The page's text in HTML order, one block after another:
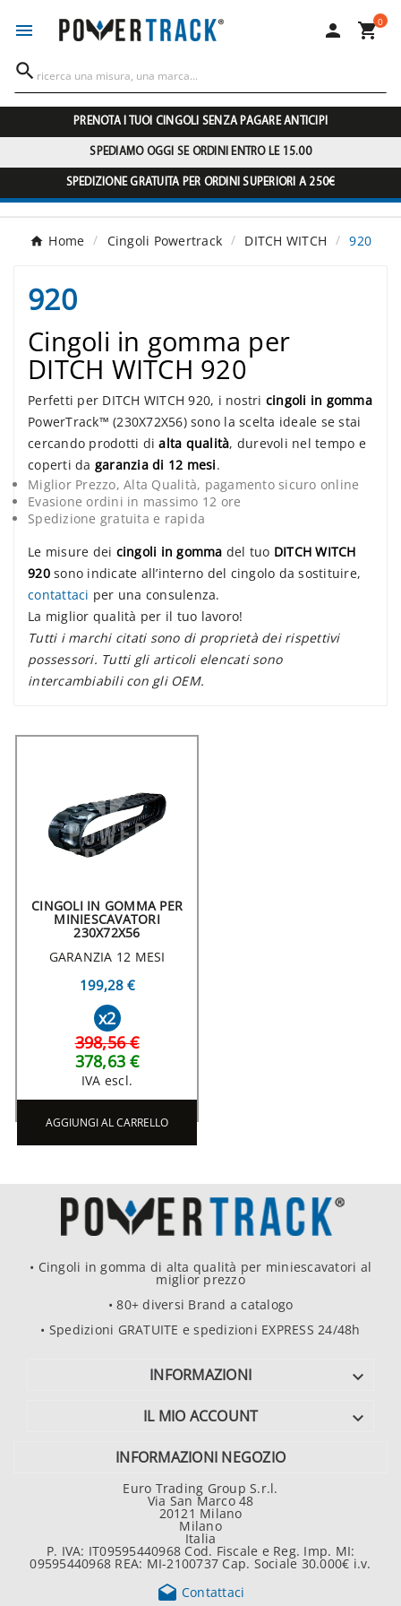
  0

PRENOTA I TUOI CINGOLI SENZA PAGARE ANTICIPI
SPEDIAMO OGGI SE ORDINI ENTRO LE 15.00
SPEDIZIONE GRATUITA PER ORDINI SUPERIORI A 250€
Home Cingoli Powertrack DITCH WITCH 920
920
Cingoli in gomma per
DITCH WITCH 920
Perfetti per DITCH WITCH 920, i nostri cingoli in gomma
PowerTrack™ (230X72X56) sono la scelta ideale se stai
cercando prodotti dialta qualità, durevoli nel tempo e
coperti da garanzia di 12 mesi.
Miglior Prezzo, Alta Qualità, pagamento sicuro online
Evasione ordini in massimo 12 ore
Spedizione gratuita e rapida
Le misure dei cingoli in gomma del tuo DITCH WITCH
920sono indicate all’interno del cingolo da sostituire,
contattaci per una consulenza.
La miglior qualità per il tuo lavoro!
Tutti i marchi citati sono di proprietà dei rispettivi
possessori. Tutti gli articoli elencati sono
intercambiabili con gli OEM.
CINGOLI IN GOMMA PER
MINIESCAVATORI
230X72X56
GARANZIA 12 MESI
199,28 €
x2
398,56 €
378,63 €
IVA escl.
AGGIUNGI AL CARRELLO
• Cingoli in gomma di alta qualità per miniescavatori al
miglior prezzo
• 80+ diversi Brand a catalogo
• Spedizioni GRATUITE e spedizioni EXPRESS 24/48h
INFORMAZIONI 
IL MIO ACCOUNT 
INFORMAZIONI NEGOZIO
Euro Trading Group S.r.l.
Via San Marco 48
20121 Milano
Milano
Italia
P. IVA: IT09595440968 Cod. Fiscale e Reg. Imp. MI:
09595440968 REA: MI-2100737 Cap. Sociale 30.000€ i.v.
 Contattaci